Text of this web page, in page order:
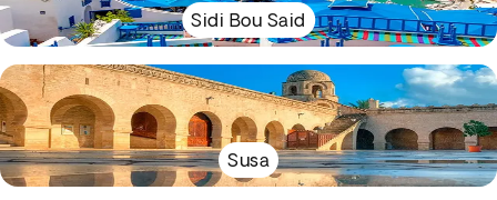
Sidi Bou Said
Susa